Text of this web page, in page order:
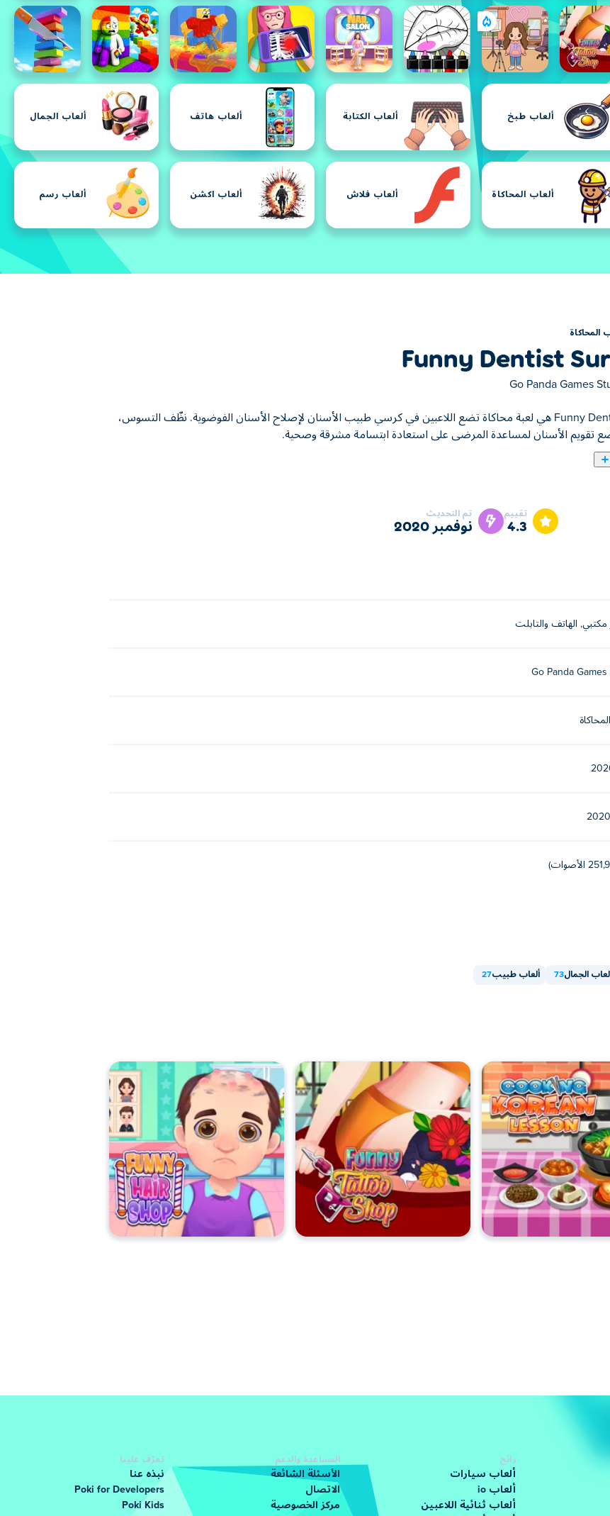
ألعاب طبخ ألعاب الكتابة ألعاب هاتف ألعاب الجمال
ألعاب المحاكاة ألعاب فلاش ألعاب اكشن ألعاب رسم
المحاكاة
Funny Dentist
Go Panda Games
Funny Dentist Surgery هي لعبة محاكاة تضع اللاعبين في كرسي طبيب الأسنان لإصلاح الأسنان الفوضوية. نظّف التسوس،
تقويم الأسنان لمساعدة المرضى على استعادة ابتسامة مشرقة وصحية.
تقييم
4.3
تم التحديث
نوفمبر 2020
مكتبي, الهاتف والتابلت
Go Panda Games
ألعاب الجمال73 ألعاب طبيب27
رائج
ألعاب سيارات
ألعاب io
ألعاب ثنائية اللاعبين
المساعدة والدعم
الأسئلة الشائعة
الاتصال
مركز الخصوصية
تعرّف علينا
نبذه عنا
Poki for Developers
Poki Kids